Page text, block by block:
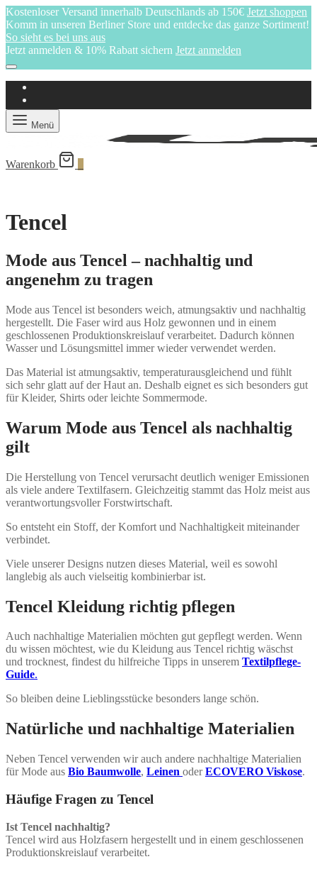
Kostenloser Versand innerhalb Deutschlands ab 150€ Jetzt shoppen
Komm in unseren Berliner Store und entdecke das ganze Sortiment!
So sieht es bei uns aus
Jetzt anmelden & 10% Rabatt sichern Jetzt anmelden
Menü
Warenkorb
Tencel
Mode aus Tencel – nachhaltig und
angenehm zu tragen
Mode aus Tencel ist besonders weich, atmungsaktiv und nachhaltig
hergestellt. Die Faser wird aus Holz gewonnen und in einem
geschlossenen Produktionskreislauf verarbeitet. Dadurch können
Wasser und Lösungsmittel immer wieder verwendet werden.
Das Material ist atmungsaktiv, temperaturausgleichend und fühlt
sich sehr glatt auf der Haut an. Deshalb eignet es sich besonders gut
für Kleider, Shirts oder leichte Sommermode.
Warum Mode aus Tencel als nachhaltig
gilt
Die Herstellung von Tencel verursacht deutlich weniger Emissionen
als viele andere Textilfasern. Gleichzeitig stammt das Holz meist aus
verantwortungsvoller Forstwirtschaft.
So entsteht ein Stoff, der Komfort und Nachhaltigkeit miteinander
verbindet.
Viele unserer Designs nutzen dieses Material, weil es sowohl
langlebig als auch vielseitig kombinierbar ist.
Tencel Kleidung richtig pflegen
Auch nachhaltige Materialien möchten gut gepflegt werden. Wenn
du wissen möchtest, wie du Kleidung aus Tencel richtig wäschst
und trocknest, findest du hilfreiche Tipps in unserem Textilpflege-
Guide.
So bleiben deine Lieblingsstücke besonders lange schön.
Natürliche und nachhaltige Materialien
Neben Tencel verwenden wir auch andere nachhaltige Materialien
für Mode aus Bio Baumwolle, Leinen oderECOVERO Viskose.
Häufige Fragen zu Tencel
Ist Tencel nachhaltig?
Tencel wird aus Holzfasern hergestellt und in einem geschlossenen
Produktionskreislauf verarbeitet.